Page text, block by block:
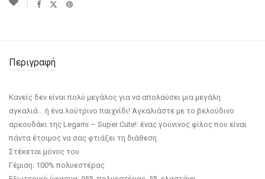
Περιγραφή
Κανείς δεν είναι πολύ μεγάλος για να απολαύσει μια μεγάλη
αγκαλιά… ή ένα λούτρινο παιχνίδι! Αγκαλιάστε με το βελούδινο
αρκουδάκι της Legami – Super Cute!: ένας γούνινος φίλος που είναι
πάντα έτοιμος να σας φτιάξει τη διάθεση.
Στέκεται μόνος του
Γέμιση: 100% πολυεστέρας